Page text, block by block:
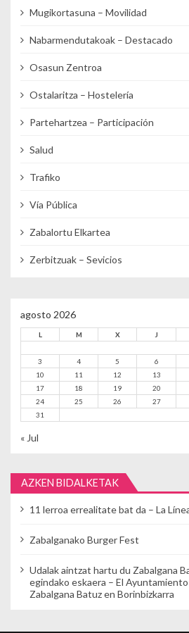
Mugikortasuna – Movilidad
Nabarmendutakoak – Destacado
Osasun Zentroa
Ostalaritza – Hostelería
Partehartzea – Participación
Salud
Trafiko
Vía Pública
Zabalortu Elkartea
Zerbitzuak – Sevicios
agosto 2026
L M X J
3
4 5 6
10
11 12 13
17
18 19 20
24
25 26 27
31
« Jul
AZKEN BIDALKETAK
11 lerroa errealitate bat da – La
Zabalganako Burger Fest
Udalak aintzat hartu du Zabalgana
egindako eskaera – El
Zabalgana Batuz en Borinbizkarra